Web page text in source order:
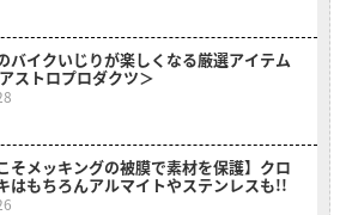
バイクいじりが楽しくなる厳選アイテム
ストロプロダクツ＞
そメッキングの被膜で素材を保護】クロ
はもちろんアルマイトやステンレスも!!